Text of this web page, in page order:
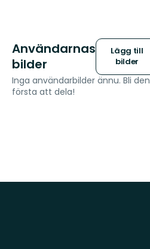
Användarnas
bilder
Lägg till
bilder
Inga användarbilder ännu. Bli den
första att dela!